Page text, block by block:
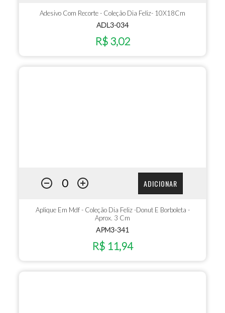
Adesivo Com Recorte - Coleção Dia Feliz- 10X18Cm
ADL3-034
R$ 3,02
ADICIONAR
Aplique Em Mdf - Coleção Dia Feliz -Donut E Borboleta -
Aprox. 3 Cm
APM3-341
R$ 11,94